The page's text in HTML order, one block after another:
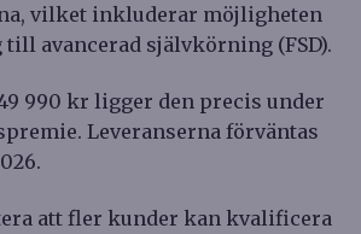
vilket inkluderar möjligheten
avancerad självkörning (FSD).
990 kr ligger den precis under
Leveranserna förväntas
att fler kunder kan kvalificera